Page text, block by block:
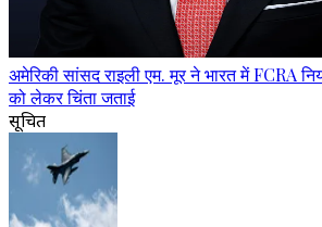
अमेरिकी सांसद राइली एम. मूर ने भारत में FCRA
को लेकर चिंता जताई
सूचित